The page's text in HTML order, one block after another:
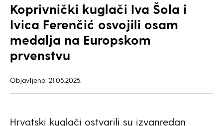
Koprivnički kuglači Iva Šola i
Ivica Ferenčić osvojili osam
medalja na Europskom
prvenstvu
Objavljeno: 21.05.2025.
Hrvatski kuglači ostvarili su izvanredan